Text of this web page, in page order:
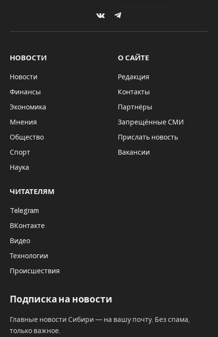
В конце августа спецтехника и оборудование для
борьбы с лесными пожарами поступило в регион,
нацпроекта «Экология». Всего – 143 единицы
единицы лесопожарной и лесохозяйственной техники
и оборудования, которые распределены по районам